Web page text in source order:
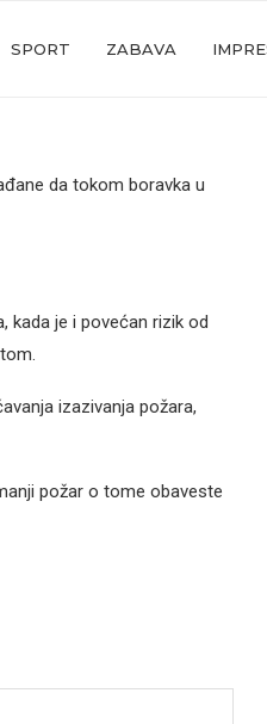
SPORT ZABAVA
da tokom boravka u
kada je i povećan rizik od
izazivanja požara,
požar o tome obaveste